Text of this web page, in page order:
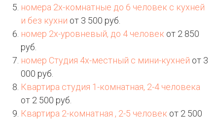
номера 2х-комнатные до 6 человек с кухней
и без кухни от 3 500 руб.
номер 2х-уровневый, до 4 человек от 2 850
руб.
номер Студия 4х-местный с мини-кухней от 3
000 руб.
Квартира студия 1-комнатная, 2-4 человека
от 2 500 руб.
Квартира 2-комнатная , 2-5 человек от 2 500